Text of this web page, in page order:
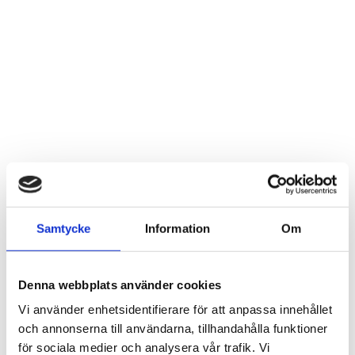
Samtycke Information Om
Denna webbplats använder cookies
Vi använder enhetsidentifierare för att anpassa innehållet
och annonserna till användarna, tillhandahålla funktioner
för sociala medier och analysera vår trafik. Vi
Diabetes
hanterar blodsockernivåerna. Det finns olika typer av
graviditetsdiabetes. Sjukdomen kräver noggrann
hantering och livsstilsförändringar för att förebygga
komplikationer.